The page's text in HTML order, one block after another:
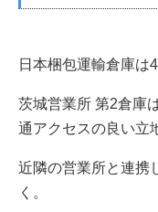
日本梱包運輸倉庫は
茨城営業所 第2倉庫
通アクセスの良い立
近隣の営業所と連携
く。